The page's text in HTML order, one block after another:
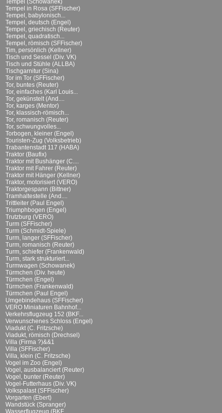
Tempel (Schowanek)
Tempel in Rosa (SFFischer)
Tempel, babylonisch...
Tempel, deutsch (Engel)
Tempel, griechisch (Reuter)
Tempel, quadratisch...
Tempel, römisch (SFFischer)
Tim, persönlich (Kellner)
Tisch und Sessel (Div. VK)
Tisch und Stühle (ALLBA)
Tischgarnitur (Sina)
Tor im Tor (SFFischer)
Tor, buntes (Reuter)
Tor, einfaches (Karl Louis...
Tor, gekünstelt (And....
Tor, karges (Mentor)
Tor, klassisch-römisch...
Tor, romanisch (Reuter)
Tor, schwungvolles...
Torbogen, kleiner (Engel)
Touristen-Zug (Volksbetrieb)
Trabantenstadt 117 (HABA)
Traktor (Baufix)
Traktor mit Bushänger (C....
Traktor mit Fahrer (Reuter)
Traktor mit Hänger (Kellner)
Traktor, motorisiert (VERO)
Traktorgespann (Bittner)
Tramhaltestelle (And....
Trittleiter (Paul Engel)
Triumphbogen (Engel)
Trutzburg (VERO)
Turm (SFFischer)
Turm (Schmidt-Spiele)
Turm, langer (SFFischer)
Turm, romanisch (Reuter)
Turm, schiefer (Frankenwald)
Turm, stark strukturiert...
Turmwagen (Schowanek)
Türmchen (Div. heute)
Türmchen (Engel)
Türmchen (Frankenwald)
Türmchen (Paul Engel)
Umgebindehaus (SFFischer)
VERO Miniaturen Bahnhof...
Verkehrsflugzeug 152 (BKF...
Verwunschenes Schloss (Engel)
Viadukt (C. Fritzsche)
Viadukt, römisch (Drechsel)
Villa (Firma ?)&&1
Villa (SFFischer)
Villa, klein (C. Fritzsche)
Vogel im Zoo (Engel)
Vogel, ausbalanciert (Reuter)
Vogel, bunter (Reuter)
Vogel-Futterhaus (Div. VK)
Volkspalast (SFFischer)
Vorgarten (Ebert)
Wandstück (Spranger)
Wasserflugzeug (BKF